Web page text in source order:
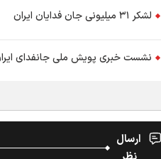
لشکر ۳۱ میلیونی جان فدایان ایران
نشست خبری پویش ملی جانفدای
ارسال